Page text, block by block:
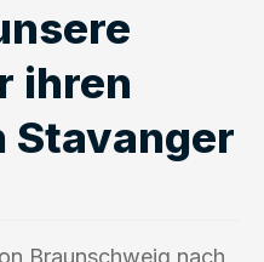
ihren
Stavanger
Braunschweig nach